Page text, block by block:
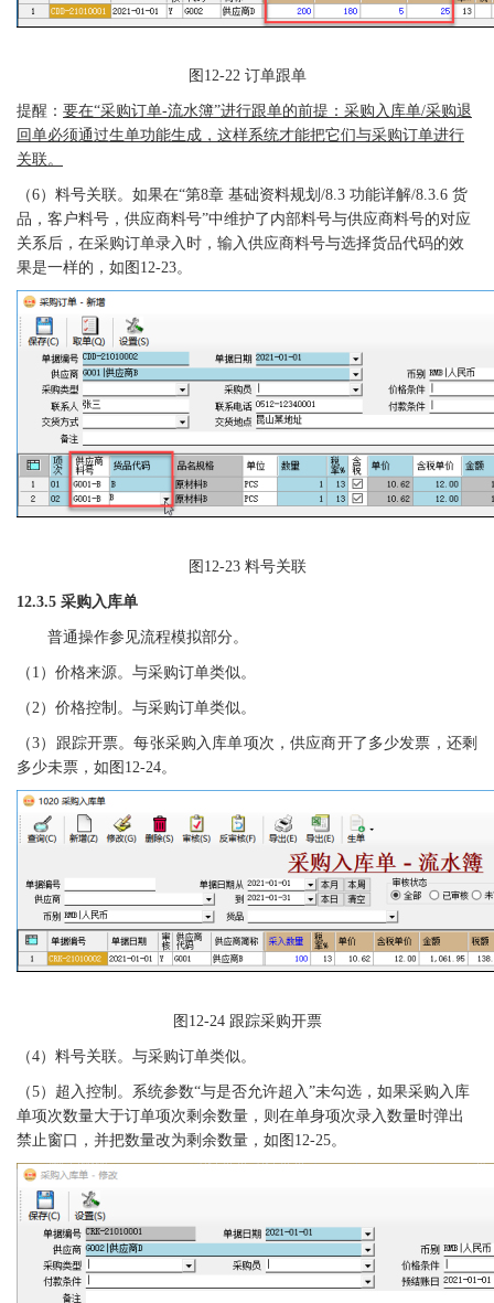
图 12-22 订单跟单
提醒： 要在“采购订单-流水簿”进行跟单的前提：采购入库单/采购退
回单必须通过生单功能生成，这样系统才能把它们与采购订单进行
关联。
（6）料号关联。如果在“第8章 基础资料规划/8.3 功能详解/8.3.6 货
品，客户料号，供应商料号”中维护了内部料号与供应商料号的对应
关系后，在采购订单录入时，输入供应商料号与选择货品代码的效
果是一样的，如图12-23。
图 12-23 料号关联
12.3.5 采购入库单
普通操作参见流程模拟部分。
（ 1）价格来源。与采购订单类似。
（2）价格控制。与采购订单类似。
（3）跟踪开票。每张采购入库单项次，供应商开了多少发票，还剩
多少未票，如图12-24。
图 12-24 跟踪采购开票
（4）料号关联。与采购订单类似。
（5） 超入控制。系统参数“与是否允许超入”未勾选，如果采购 入 库
单项次数量大于订单项次剩余数量，则在单身项次录入数量时弹出
禁止窗口，并把数量改为剩余数量，如图 12-25。